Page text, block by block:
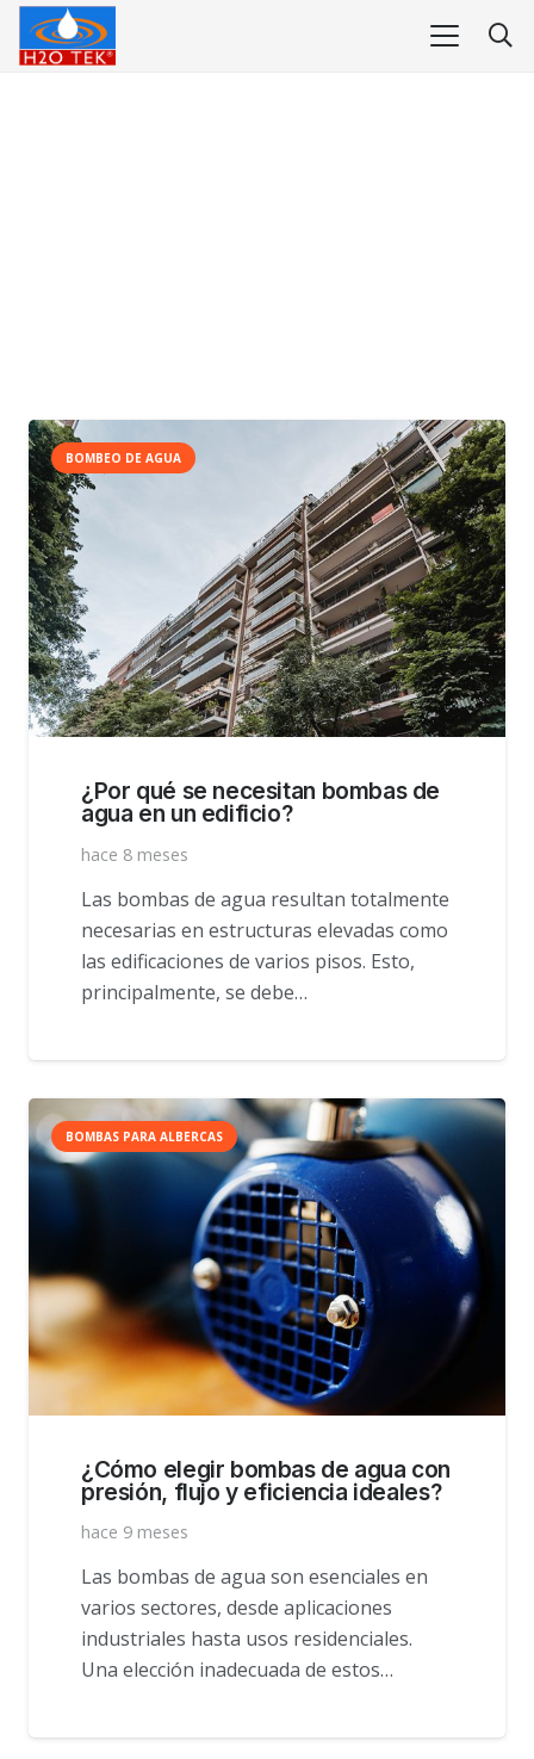
BOMBEO DE AGUA
¿Por qué se necesitan bombas de
agua en un edificio?
hace 8 meses
Las bombas de agua resultan totalmente
necesarias en estructuras elevadas como
las edificaciones de varios pisos. Esto,
principalmente, se debe…
BOMBAS PARA ALBERCAS
¿Cómo elegir bombas de agua con
presión, flujo y eficiencia ideales?
hace 9 meses
Las bombas de agua son esenciales en
varios sectores, desde aplicaciones
industriales hasta usos residenciales.
Una elección inadecuada de estos…